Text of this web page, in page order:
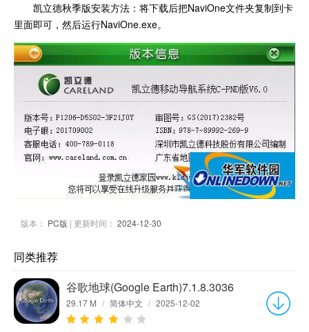
凯立德秋季版安装方法：将下载后把NaviOne文件夹复制到卡
里面即可，然后运行NaviOne.exe。
版本： PC版 | 更新时间： 2024-12-30
同类推荐
谷歌地球(Google Earth)7.1.8.3036
29.17 M / 简体中文 / 2025-12-02